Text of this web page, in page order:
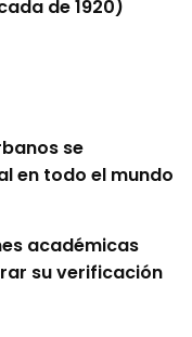
de 1920)
se
en todo el mundo
académicas
su verificación